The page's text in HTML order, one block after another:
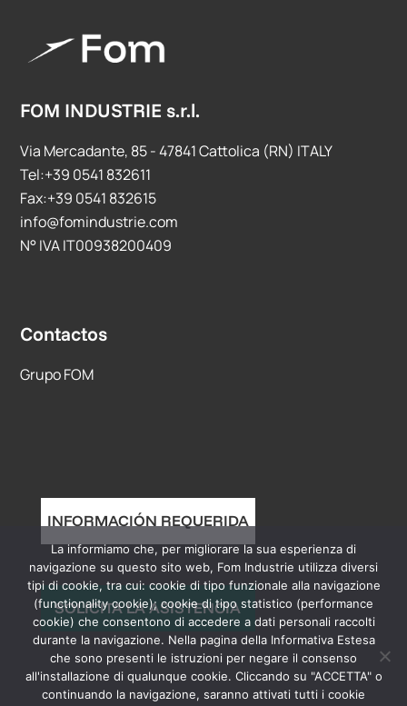
FOM INDUSTRIE s.r.l.
Via Mercadante, 85 - 47841 Cattolica (RN) ITALY
Tel:+39 0541 832611
Fax:+39 0541 832615
info@fomindustrie.com
N° IVA IT00938200409
Contactos
Grupo FOM
INFORMACIÓN REQUERIDA
SOLICITA LA ASISTENCIA
La informiamo che, per migliorare la sua esperienza di
navigazione su questo sito web, Fom Industrie utilizza diversi
tipi di cookie, tra cui: cookie di tipo funzionale alla navigazione
(functionality cookie); cookie di tipo statistico (performance
cookie) che consentono di accedere a dati personali raccolti
durante la navigazione. Nella pagina della Informativa Estesa
che sono presenti le istruzioni per negare il consenso
all'installazione di qualunque cookie. Cliccando su "ACCETTA" o
continuando la navigazione, saranno attivati tutti i cookie